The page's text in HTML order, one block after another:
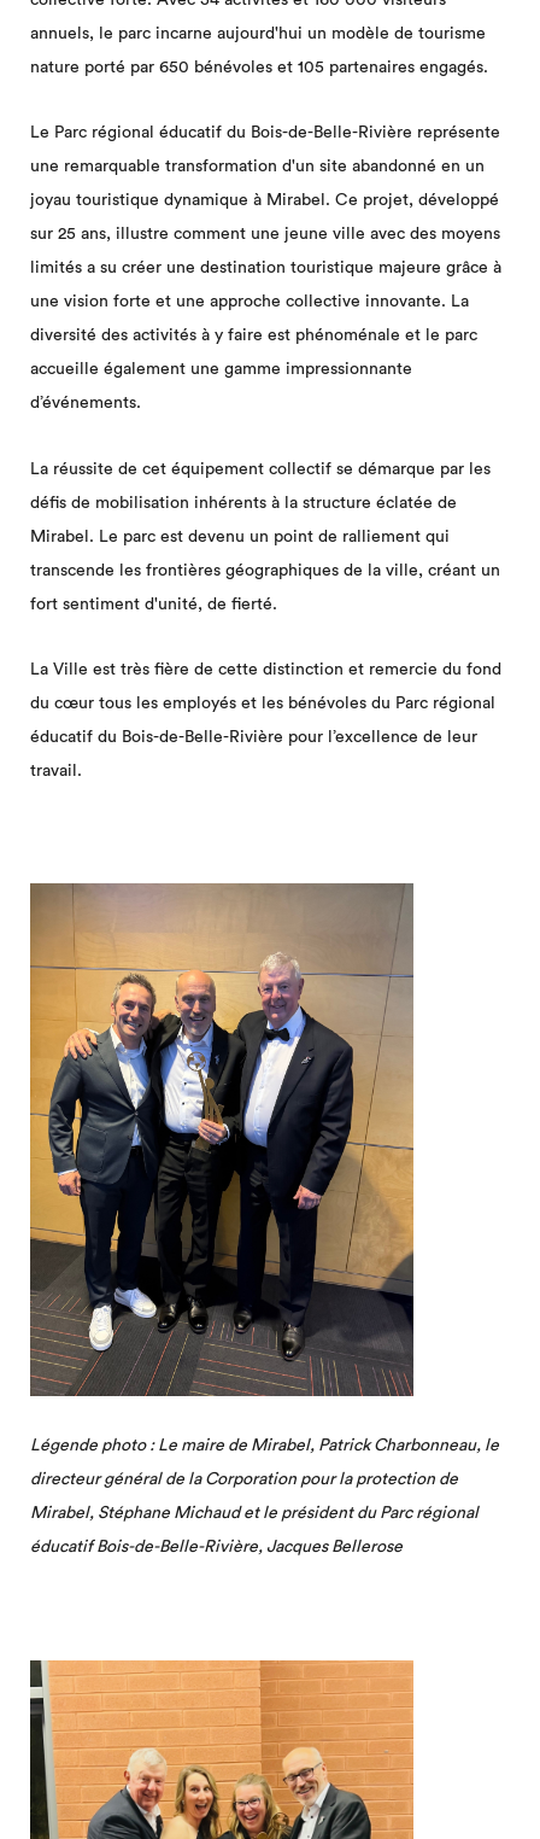
annuels, le parc incarne aujourd'hui un modèle de tourisme
nature porté par 650 bénévoles et 105 partenaires engagés.
Le Parc régional éducatif du Bois-de-Belle-Rivière représente
une remarquable transformation d'un site abandonné en un
joyau touristique dynamique à Mirabel. Ce projet, développé
sur 25 ans, illustre comment une jeune ville avec des moyens
limités a su créer une destination touristique majeure grâce à
une vision forte et une approche collective innovante. La
diversité des activités à y faire est phénoménale et le parc
accueille également une gamme impressionnante
d’événements.
La réussite de cet équipement collectif se démarque par les
défis de mobilisation inhérents à la structure éclatée de
Mirabel. Le parc est devenu un point de ralliement qui
transcende les frontières géographiques de la ville, créant un
fort sentiment d'unité, de fierté.
La Ville est très fière de cette distinction et remercie du fond
du cœur tous les employés et les bénévoles du Parc régional
éducatif du Bois-de-Belle-Rivière pour l’excellence de leur
travail.
Légende photo : Le maire de Mirabel, Patrick Charbonneau, le
directeur général de la Corporation pour la protection de
Mirabel, Stéphane Michaud et le président du Parc régional
éducatif Bois-de-Belle-Rivière, Jacques Bellerose